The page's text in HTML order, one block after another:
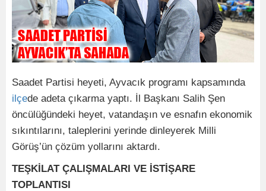
​Saadet Partisi heyeti, Ayvacık programı kapsamında
ilçede adeta çıkarma yaptı. İl Başkanı Salih Şen
öncülüğündeki heyet, vatandaşın ve esnafın ekonomik
sıkıntılarını, taleplerini yerinde dinleyerek Milli
Görüş’ün çözüm yollarını aktardı.
​TEŞKİLAT ÇALIŞMALARI VE İSTİŞARE
TOPLANTISI